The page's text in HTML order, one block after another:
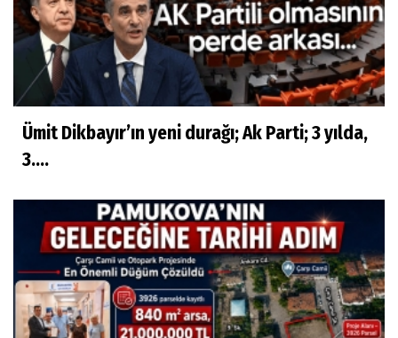
Ümit Dikbayır’ın yeni durağı; Ak Parti; 3 yılda,
3....